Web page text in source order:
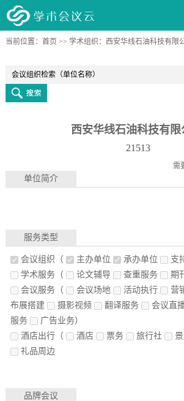
当前位置： 首页 >> 学术组织 ：西安华线石油科技有限
第四届智能通信与网络国际学术会议（ICN
西安华线石油科技有限
21513
需
单位简介
服务类型
会议组织 （ 主办单位 承办单位
支
学术服务（ 论文辅导 查重服务
期
会议服务（ 会议场地 活动执行 营
布展搭建
摄影视频 翻译服务 会议直
服务
广告业务）
酒店出行（ 酒店 票务 旅行社
景
礼品周边
品牌会议